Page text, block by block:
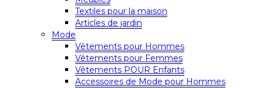
Textiles pour la maison
Articles de jardin
Mode
Vêtements pour Hommes
Vêtements pour Femmes
Vêtements POUR Enfants
Accessoires de Mode pour Hommes